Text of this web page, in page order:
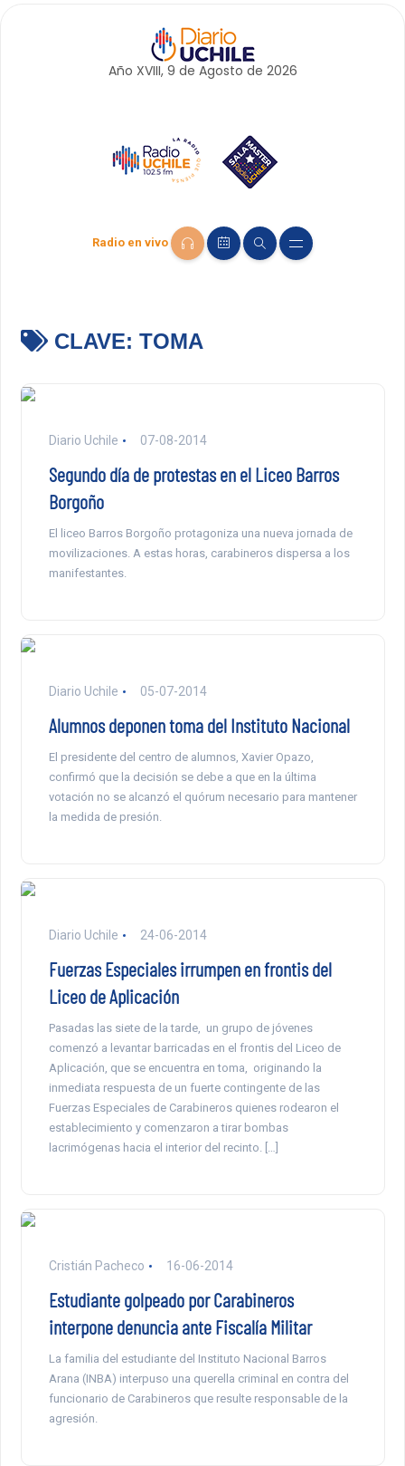
Año XVIII, 9 de Agosto de 2026
Radio en vivo
CLAVE: TOMA
Diario Uchile 07-08-2014
Segundo día de protestas en el Liceo Barros
Borgoño
El liceo Barros Borgoño protagoniza una nueva jornada de
movilizaciones. A estas horas, carabineros dispersa a los
manifestantes.
Diario Uchile 05-07-2014
Alumnos deponen toma del Instituto Nacional
El presidente del centro de alumnos, Xavier Opazo,
confirmó que la decisión se debe a que en la última
votación no se alcanzó el quórum necesario para mantener
la medida de presión.
Diario Uchile 24-06-2014
Fuerzas Especiales irrumpen en frontis del
Liceo de Aplicación
Pasadas las siete de la tarde, un grupo de jóvenes
comenzó a levantar barricadas en el frontis del Liceo de
Aplicación, que se encuentra en toma, originando la
inmediata respuesta de un fuerte contingente de las
Fuerzas Especiales de Carabineros quienes rodearon el
establecimiento y comenzaron a tirar bombas
lacrimógenas hacia el interior del recinto. […]
Cristián Pacheco 16-06-2014
Estudiante golpeado por Carabineros
interpone denuncia ante Fiscalía Militar
La familia del estudiante del Instituto Nacional Barros
Arana (INBA) interpuso una querella criminal en contra del
funcionario de Carabineros que resulte responsable de la
agresión.